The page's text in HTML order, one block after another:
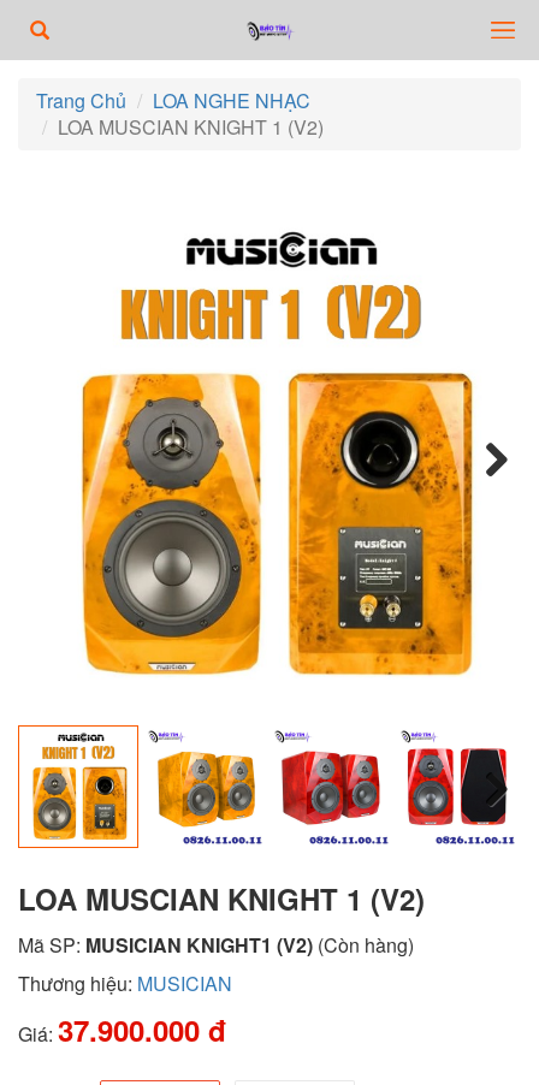
Trang Chủ
LOA NGHE NHẠC
LOA MUSCIAN KNIGHT 1 (V2)
Next
Next
LOA MUSCIAN KNIGHT 1 (V2)
Mã SP: MUSICIAN KNIGHT1 (V2) (Còn hàng)
Thương hiệu: MUSICIAN
Giá: 37.900.000 đ